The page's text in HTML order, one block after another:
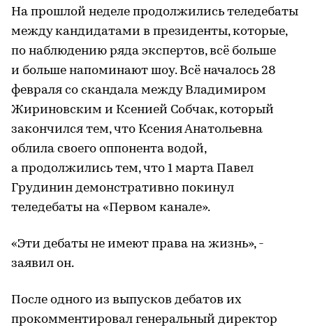
На прошлой неделе продолжились теледебаты
между кандидатами в президенты, которые,
по наблюдению ряда экспертов, всё больше
и больше напоминают шоу. Всё началось 28
февраля со скандала между Владимиром
Жириновским и Ксенией Собчак, который
закончился тем, что Ксения Анатольевна
облила своего оппонента водой,
а продолжились тем, что 1 марта Павел
Грудинин демонстративно покинул
теледебаты на «Первом канале».
«Эти дебаты не имеют права на жизнь», -
заявил он.
После одного из выпусков дебатов их
прокомментировал генеральный директор